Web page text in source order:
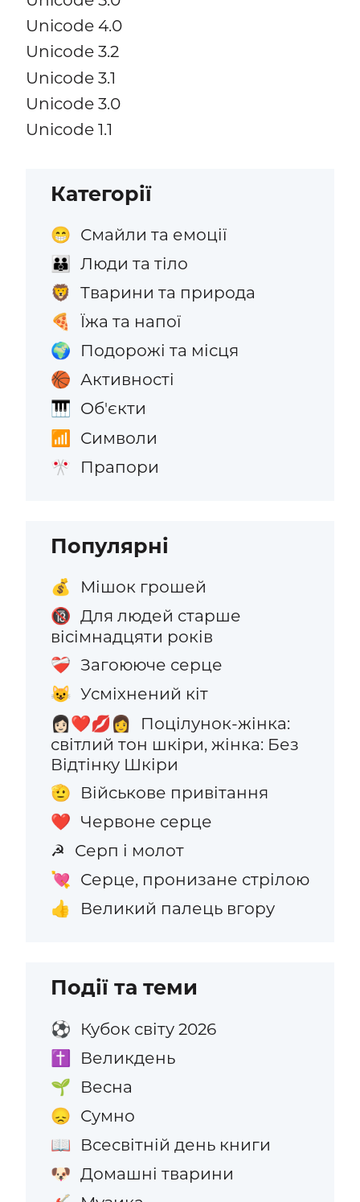
Unicode 4.0
Unicode 3.2
Unicode 3.1
Unicode 3.0
Unicode 1.1
Категорії
😁 Смайли та емоції
👪 Люди та тіло
🦁 Тварини та природа
🍕 Їжа та напої
🌍 Подорожі та місця
🏀 Активності
🎹 Об'єкти
📶 Символи
🎌 Прапори
Популярні
💰 Мішок грошей
🔞 Для людей старше
вісімнадцяти років
❤️‍🩹 Загоююче серце
😺 Усміхнений кіт
👩🏻‍❤️‍💋‍👩
Поцілунок-жінка:
світлий тон шкіри, жінка: Без
Відтінку Шкіри
🫡 Військове привітання
❤️ Червоне серце
☭ Серп і молот
💘 Серце, пронизане стрілою
👍 Великий палець вгору
Події та теми
⚽ Кубок світу 2026
✝️ Великдень
🌱 Весна
😞 Сумно
📖 Всесвітній день книги
🐶 Домашні тварини